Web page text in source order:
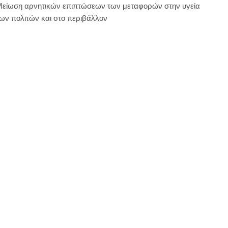
αρνητικών επιπτώσεων των μεταφορών στην υγεία
πολιτών και στο περιβάλλον